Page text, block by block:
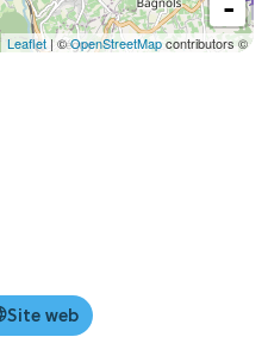
-
Leaflet | ©OpenStreetMapcontributors ©
Site web